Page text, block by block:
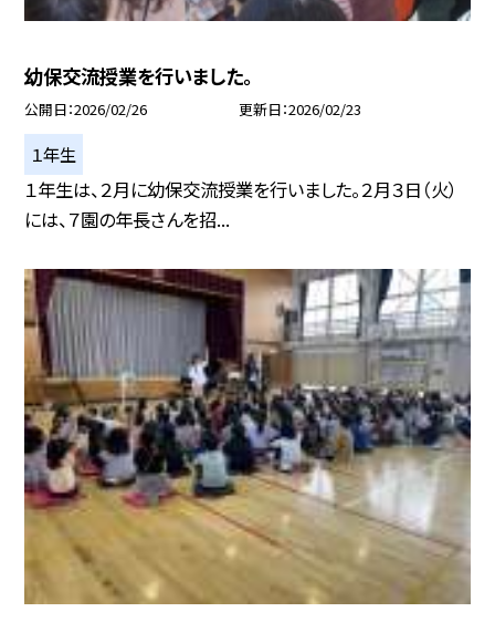
幼保交流授業を行いました。
公開日 2026/02/26 更新日 2026/02/23
１年生
１年生は、２月に幼保交流授業を行いました。２月３日（火）
には、７園の年長さんを招...